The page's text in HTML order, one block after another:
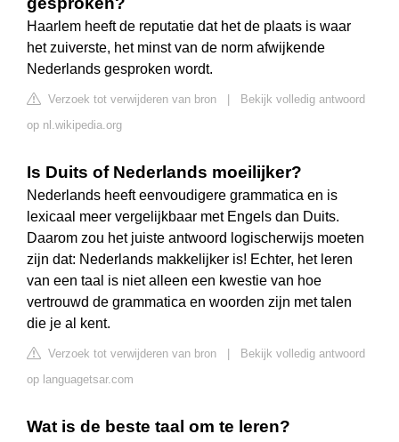
Haarlem heeft de reputatie dat het de plaats is waar
het zuiverste, het minst van de norm afwijkende
Nederlands gesproken wordt.
Verzoek tot verwijderen van bron
Bekijk volledig antwoord
op nl.wikipedia.org
Is Duits of Nederlands moeilijker?
Nederlands heeft eenvoudigere grammatica en is
lexicaal meer vergelijkbaar met Engels dan Duits.
Daarom zou het juiste antwoord logischerwijs moeten
zijn dat: Nederlands makkelijker is! Echter, het leren
van een taal is niet alleen een kwestie van hoe
vertrouwd de grammatica en woorden zijn met talen
die je al kent.
Verzoek tot verwijderen van bron
Bekijk volledig antwoord
op languagetsar.com
Wat is de beste taal om te leren?